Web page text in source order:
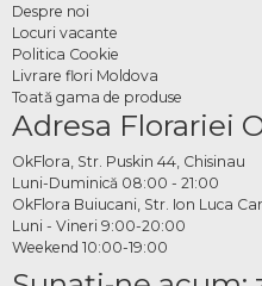
Despre noi
Locuri vacante
Politica Cookie
Livrare flori Moldova
Toată gama de produse
Adresa Florariei
OkFlora, Str. Puskin 44, Chisinau
Luni-Duminică 08:00 - 21:00
OkFlora Buiucani, Str. Ion Luca
Luni - Vineri 9:00-20:00
Weekend 10:00-19:00